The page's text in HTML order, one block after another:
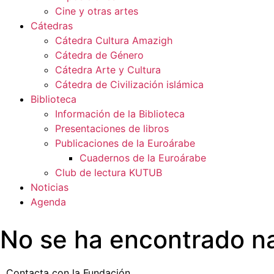
Cine y otras artes
Cátedras
Cátedra Cultura Amazigh
Cátedra de Género
Cátedra Arte y Cultura
Cátedra de Civilización islámica
Biblioteca
Información de la Biblioteca
Presentaciones de libros
Publicaciones de la Euroárabe
Cuadernos de la Euroárabe
Club de lectura KUTUB
Noticias
Agenda
No se ha encontrado